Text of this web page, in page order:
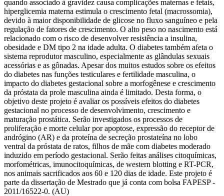
quando associado à gravidez causa complicações maternas e fetais,
hiperglicemia materna estimula o crescimento fetal (macrossomia),
devido à maior disponibilidade de glicose no fluxo sanguíneo e pela
regulação de fatores de crescimento. O alto peso no nascimento está
relacionado com o risco de desenvolver resistência a insulina,
obesidade e DM tipo 2 na idade adulta. O diabetes também afeta o
sistema reprodutor masculino, especialmente as glândulas sexuais
acessórias e as gônadas. Apesar dos muitos estudos sobre os efeitos
do diabetes nas funções testiculares e fertilidade masculina, o
impacto do diabetes gestacional sobre a morfogênese e crescimento
da próstata da prole masculina ainda é limitado. Desta forma, o
objetivo deste projeto é avaliar os possíveis efeitos do diabetes
gestacional no processo de desenvolvimento, crescimento e
maturação prostática. Serão investigados os processos de
proliferação e morte celular por apoptose, expressão do receptor de
andrógino (AR) e da proteína de secreção prostateína no lobo
ventral da próstata de ratos, filhos de mãe com diabetes moderado
induzido em período gestacional. Serão feitas análises citoquímicas,
morfométricas, imunocitoquímicas, de western blotting e RT-PCR,
nos animais sacrificados aos 60 e 120 dias de idade. Este projeto é
parte da dissertação de Mestrado que já conta com bolsa FAPESP -
2011/16522-0. (AU)